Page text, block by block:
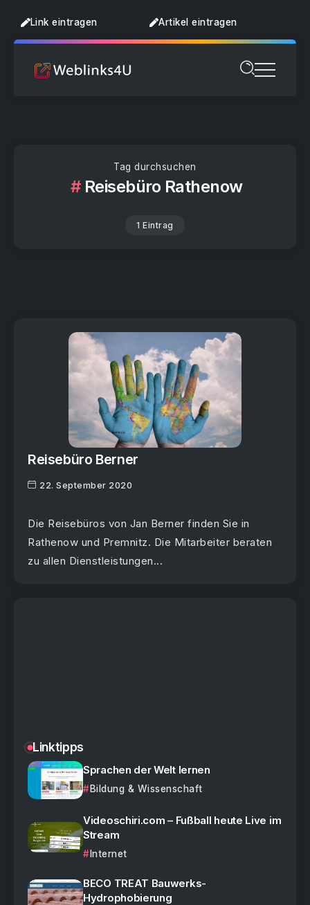
Link eintragen Artikel eintragen
Tag durchsuchen
Reisebüro Rathenow
1 Eintrag
Reisebüro Berner
22. September 2020
Die Reisebüros von Jan Berner finden Sie in
Rathenow und Premnitz. Die Mitarbeiter beraten
zu allen Dienstleistungen...
Linktipps
Sprachen der Welt lernen
Bildung & Wissenschaft
Videoschiri.com – Fußball heute Live im
Stream
Internet
BECO TREAT Bauwerks-
Hydrophobierung